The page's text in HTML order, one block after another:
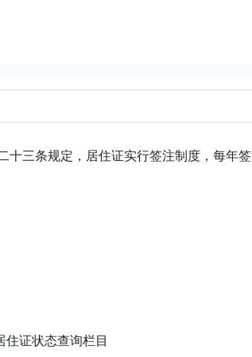
十三条规定，居住证实行签注制度，每年
证状态查询栏目